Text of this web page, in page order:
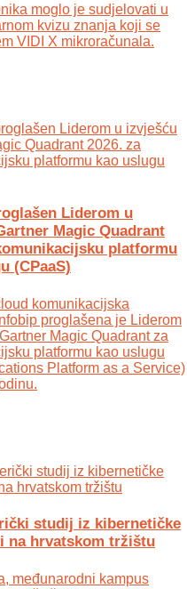
moglo je sudjelovati u
kvizu znanja koji se
VIDI X mikroračunala.
Liderom u
Magic Quadrant
platformu
(CPaaS)
komunikacijska
proglašena je Liderom
Magic Quadrant za
platformu kao uslugu
Platform as a Service)
studij iz kibernetičke
na hrvatskom tržištu
međunarodni kampus